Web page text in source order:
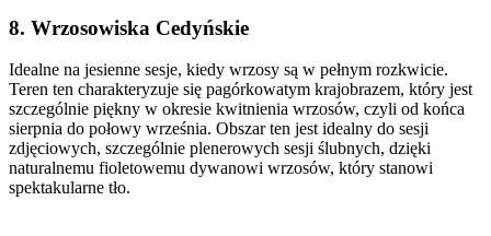
8. Wrzosowiska Cedyńskie
Idealne na jesienne sesje, kiedy wrzosy są w pełnym rozkwicie.
Teren ten charakteryzuje się pagórkowatym krajobrazem, który jest
szczególnie piękny w okresie kwitnienia wrzosów, czyli od końca
sierpnia do połowy września. Obszar ten jest idealny do sesji
zdjęciowych, szczególnie plenerowych sesji ślubnych, dzięki
naturalnemu fioletowemu dywanowi wrzosów, który stanowi
spektakularne tło.